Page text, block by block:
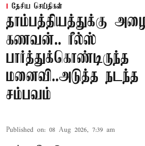
தேசிய செய்திகள்
தாம்பத்தியத்துக்கு
கணவன்.. ரீல்ஸ்
பார்த்துக்கொண்டிருந்த
மனைவி..அடுத்த நடந்த
சம்பவம்
Published on: 08 Aug 2026, 7:39 am